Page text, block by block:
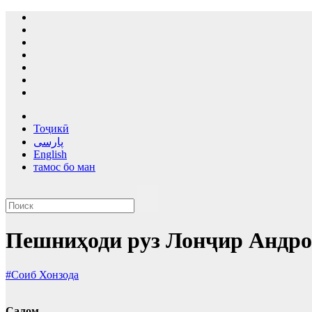
Перейти
содержимому
Тоҷикӣ
پارسی
English
тамос бо ман
Пешниҳоди руз Лонҷир
#Соиб Хонзода